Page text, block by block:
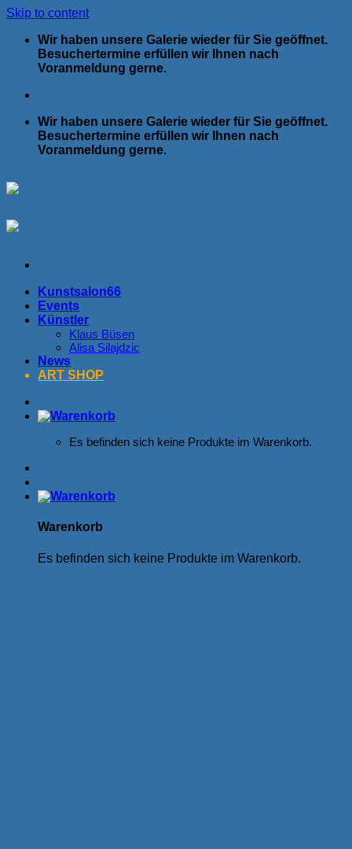
Skip to content
Wir haben unsere Galerie wieder für Sie geöffnet.
Besuchertermine erfüllen wir Ihnen nach
Voranmeldung gerne.
Wir haben unsere Galerie wieder für Sie geöffnet.
Besuchertermine erfüllen wir Ihnen nach
Voranmeldung gerne.
Kunstsalon66
Events
Künstler
Klaus Büsen
Alisa Silajdzic
News
ART SHOP
Es befinden sich keine Produkte im Warenkorb.
Warenkorb
Es befinden sich keine Produkte im Warenkorb.